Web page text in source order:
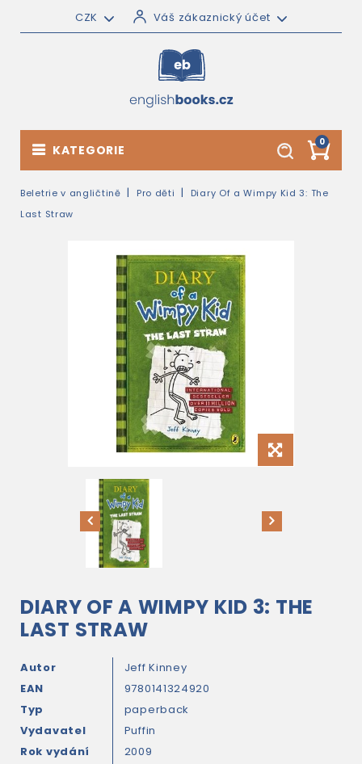
CZK Váš zákaznický účet
0
KATEGORIE
Beletrie v angličtině Pro děti
Diary Of a Wimpy Kid 3: The
Last Straw
DIARY OF A WIMPY KID 3: THE
LAST STRAW
Autor
Jeff Kinney
EAN
9780141324920
Typ
paperback
Vydavatel
Puffin
Rok vydání
2009